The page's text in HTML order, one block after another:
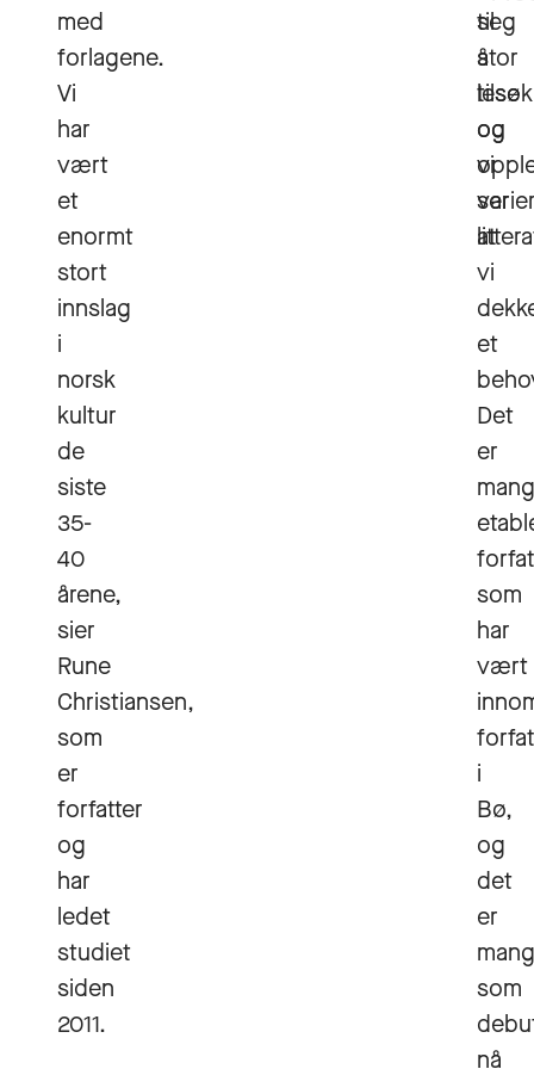
med
forlagene.
Vi
har
vært
et
enormt
stort
innslag
i
norsk
kultur
de
siste
35-
40
årene,
sier
Rune
Christiansen,
som
er
forfatter
og
har
ledet
studiet
siden
2011.
seg
stor
og
vi
ser
at
vi
et
Det
er
som
har
vært
i
Bø,
og
det
er
som
nå
til
å
lese
og